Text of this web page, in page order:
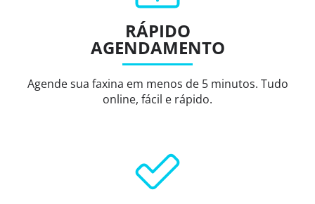
RÁPIDO
AGENDAMENTO
Agende sua faxina em menos de 5 minutos. Tudo
online, fácil e rápido.